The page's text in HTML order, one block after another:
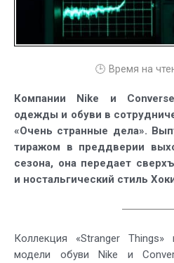
🕒 Время на
Компании Nike и
одежды и обуви в
«Очень странные дела».
тиражом в преддверии
сезона, она передает
и ностальгический стиль
Коллекция «Stranger Things»
модели обуви Nike и